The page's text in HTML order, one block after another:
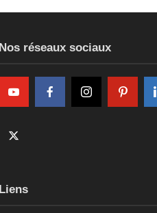
Nos réseaux sociaux
Liens